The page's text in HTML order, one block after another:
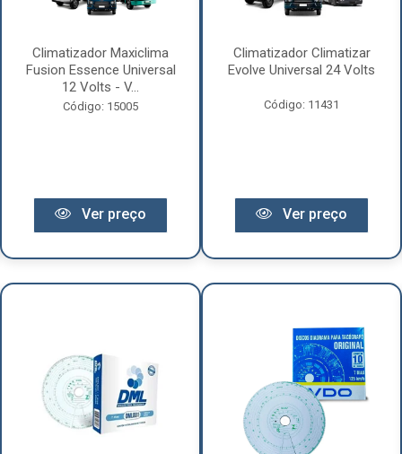
Climatizador Maxiclima
Fusion Essence Universal
12 Volts - V...
Código: 15005
Ver preço
Climatizador Climatizar
Evolve Universal 24 Volts
Código: 11431
Ver preço